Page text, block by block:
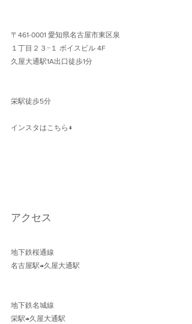
〒461-0001 愛知県名古屋市東区泉
１丁目２３−１ ボイスビル 4F
久屋大通駅1A出口徒歩1分
栄駅徒歩5分
インスタはこちら↓
アクセス
地下鉄桜通線
名古屋駅→久屋大通駅
地下鉄名城線
栄駅→久屋大通駅